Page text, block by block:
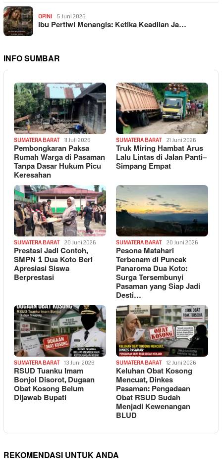
OPINI 5 Juni 2026
Ibu Pertiwi Menangis: Ketika Keadilan Ja…
INFO SUMBAR
SUMATERA BARAT 11 Juli 2026
Pembongkaran Paksa
Rumah Warga di Pasaman
Tanpa Dasar Hukum Picu
Keresahan
SUMATERA BARAT 21 Juni 2026
Truk Miring Hambat Arus
Lalu Lintas di Jalan Panti–
Simpang Empat
SUMATERA BARAT 20 Juni 2026
Prestasi Jadi Contoh,
SMPN 1 Dua Koto Beri
Apresiasi Siswa
Berprestasi
SUMATERA BARAT 20 Juni 2026
Pesona Matahari
Terbenam di Puncak
Panaroma Dua Koto:
Surga Tersembunyi
Pasaman yang Siap Jadi
Desti…
SUMATERA BARAT 13 Juni 2026
RSUD Tuanku Imam
Bonjol Disorot, Dugaan
Obat Kosong Belum
Dijawab Bupati
SUMATERA BARAT 12 Juni 2026
Keluhan Obat Kosong
Mencuat, Dinkes
Pasaman: Pengadaan
Obat RSUD Sudah
Menjadi Kewenangan
BLUD
REKOMENDASI UNTUK ANDA